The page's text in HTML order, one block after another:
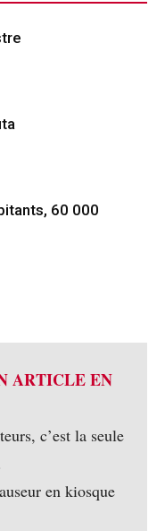
60 000
ARTICLE EN
c’est la seule
en kiosque